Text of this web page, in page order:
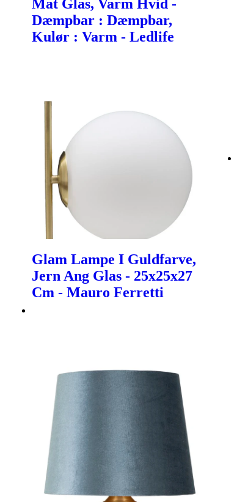
Mat Glas, Varm Hvid -
Dæmpbar : Dæmpbar,
Kulør : Varm - Ledlife
Glam Lampe I Guldfarve,
Jern Ang Glas - 25x25x27
Cm - Mauro Ferretti